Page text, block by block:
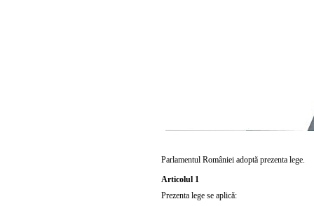
Parlamentul României adoptă prezenta lege.
Articolul 1
Prezenta lege se aplică: